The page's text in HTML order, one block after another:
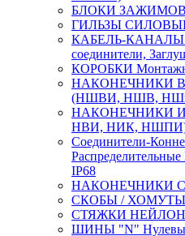
БЛОКИ
ГИЛЬЗЫ СИЛОВЫЕ
КАБЕЛЬ-КАНАЛЫ и
соединители,
КОРОБКИ
НАКОНЕЧНИКИ
(НШВИ, НШВ,
НАКОНЕЧНИКИ
НВИ, НИК,
Соединители-
IP68
НАКОНЕЧНИКИ
СКОБЫ /
СТЯЖКИ
ШИНЫ "N"